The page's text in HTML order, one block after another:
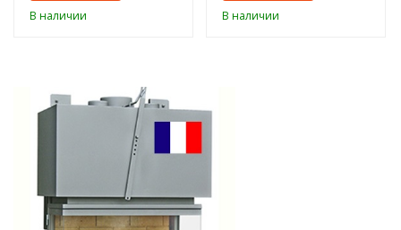
В наличии В наличии